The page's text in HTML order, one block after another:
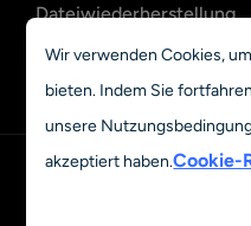
Dateiwiederherstellung
OpenClaw E-Mail-
Wiederherstellung
© 2023 - 2026 Grand
Wir verwenden Cookies,
bieten. Indem Sie
unsere
akzeptiert haben.Cookie-